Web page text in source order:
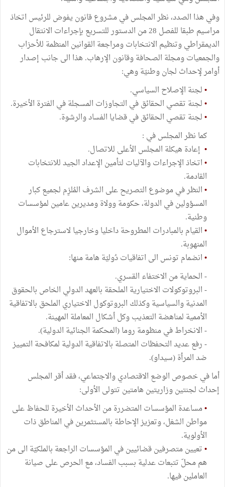
وفي هذا الصدد، نظر المجلس في مشروع قانون يفوض للرئيس اتخاذ
مراسيم طبقا للفصل 28 من الدستور للتسريع بإجراءات الانتقال
الديمقراطي وتنظيم الانتخابات ومراجعة القوانين المنظمة للأحزاب
والجمعيات ومجلة الصحافة وقانون الإرهاب. هذا الى جانب إصدار
أوامر لإحداث لجان وطنيّة وهي:
•لجنة الإصلاح السياسي.
•لجنة تقصي الحقائق في التجاوزات المسجلة في الفترة الأخيرة.
•لجنة تقصي الحقائق في قضايا الفساد والرشوة.
كما نظر المجلس في :
• إعادة هيكلة المجلس الأعلى للاتصال.
•اتخاذ الإجراءات والآليات لتأمين الإعداد الجيد للانتخابات
القادمة.
•النظر في موضوع التصريح على الشرف المُلزِم لجميع كبار
المسؤولين في الدولة، حكومة وولاة ومديرين عامين لمؤسسات
وطنية.
•القيام بالمبادرات المطروحة داخليا وخارجيا لاسترجاع الأموال
المنهوبة.
•انضمام تونس الى اتفاقيات دُوليّة هامة منها:
- الحماية من الاختفاء القسري.
- البروتوكولات الاختيارية الملحقة بالعهد الدولي الخاص بالحقوق
المدنية والسياسية وكذلك البروتوكول الاختياري الملحق بالاتفاقية
الأممية لمناهضة التعذيب وكل أشكال المعاملة المهينة.
- الانخراط في منظومة روما (المحكمة الجنائية الدولية).
- رفع عديد التحفظات المتصلة بالاتفاقية الدولية لمكافحة التمييز
ضد المرأة (سيداو).
أما في خصوص الوضع الاقتصادي والاجتماعي، فقد أقر المجلس
إحداث لجنتين وزاريتين هامتين تتولى الأولى:
•مساعدة المؤسسات المتضررة من الأحداث الأخيرة للحفاظ على
مواطن الشغل، وتعزيز الإحاطة بالمستثمرين في المناطق ذات
الأولوية.
•تعيين متصرفين قضائيين في المؤسسات الراجعة بالملكيّة الى من
هم محلّ تتبعات عدلية بسبب الفساد، مع الحرص على صيانة
العاملين فيها.